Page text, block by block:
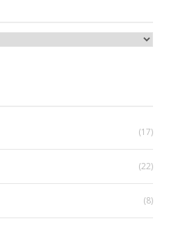
(17)
(22)
(8)